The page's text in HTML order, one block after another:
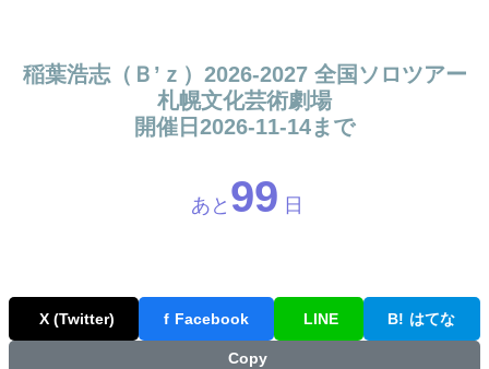
稲葉浩志（Ｂ’ｚ）2026-2027 全国ソロツアー
札幌文化芸術劇場
開催日2026-11-14まで
あと 99 日
X (Twitter) f Facebook LINE B! はてな
Copy